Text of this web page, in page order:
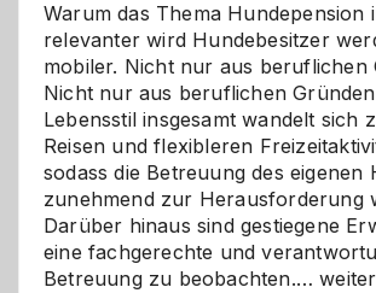
Warum das Thema Hundepension
relevanter wird Hundebesitzer
mobiler. Nicht nur aus beruflichen
Nicht nur aus beruflichen
Lebensstil insgesamt wandelt sich
Reisen und flexibleren
sodass die Betreuung des eigenen
zunehmend zur Herausforderung
Darüber hinaus sind gestiegene
eine fachgerechte und
Betreuung zu beobachten.…